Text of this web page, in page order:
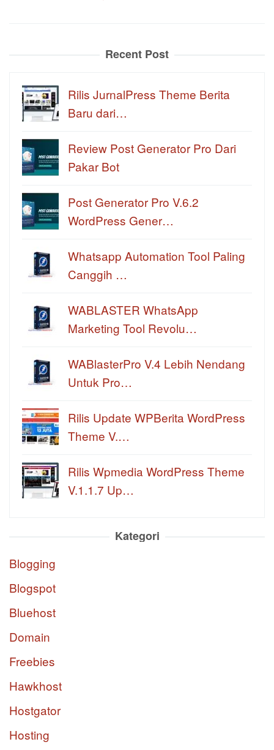
Recent Post
Rilis JurnalPress Theme Berita
Baru dari…
Review Post Generator Pro Dari
Pakar Bot
Post Generator Pro V.6.2
WordPress Gener…
Whatsapp Automation Tool Paling
Canggih …
WABLASTER WhatsApp
Marketing Tool Revolu…
WABlasterPro V.4 Lebih Nendang
Untuk Pro…
Rilis Update WPBerita WordPress
Theme V.…
Rilis Wpmedia WordPress Theme
V.1.1.7 Up…
Kategori
Blogging
Blogspot
Bluehost
Domain
Freebies
Hawkhost
Hostgator
Hosting